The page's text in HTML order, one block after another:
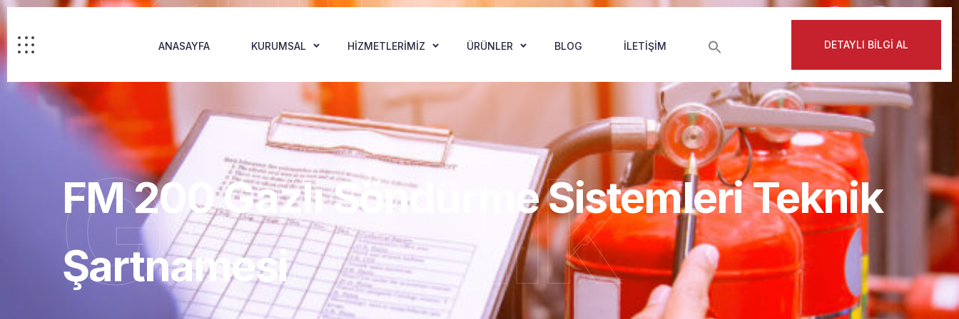
ANASAYFA KURUMSAL HIZMETLERIMIZ ÜRÜNLER BLOG İLETIŞIM DETAYLI BİLGİ AL
Güvenlik
FM 200 Gazlı Söndürme Sistemleri Teknik
Şartnamesi